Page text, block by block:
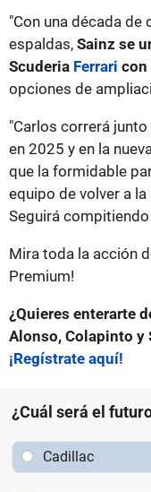
"Con una década de
espaldas, Sainz se
Scuderia Ferrari con
opciones de
"Carlos correrá
en 2025 y en la
que la formidable
equipo de volver a
Seguirá
Mira toda la acción
Premium!
¿Quieres enterarte
Alonso, Colapinto y
¡Regístrate aquí!
¿Cuál será el
Cadillac